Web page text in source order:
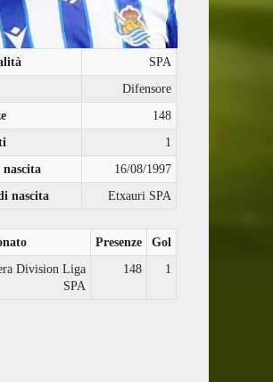
SPA
Difensore
148
1
16/08/1997
nascita
Etxauri SPA
Presenze
Gol
Division Liga
SPA
148 1